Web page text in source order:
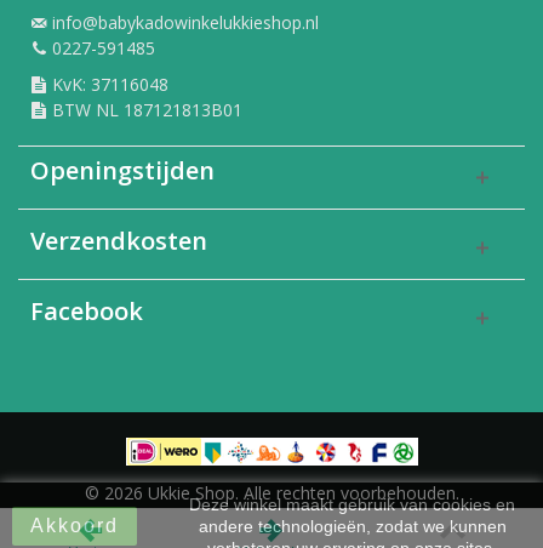
info@babykadowinkelukkieshop.nl
0227-591485
KvK: 37116048
BTW NL 187121813B01
Openingstijden
Verzendkosten
Facebook
Akkoord
Deze winkel maakt gebruik van cookies en
andere technologieën, zodat we kunnen
© 2026 Ukkie Shop. Alle rechten voorbehouden.